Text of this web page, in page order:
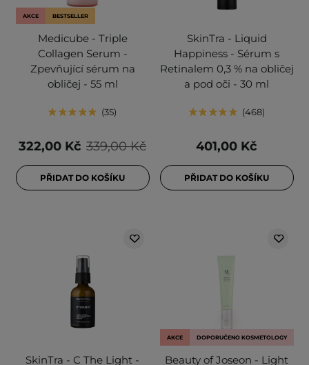
AKCE BESTSELLER
Medicube - Triple
Collagen Serum -
Zpevňující sérum na
obličej - 55 ml
35
339,00 Kč
322,00 Kč
PŘIDAT DO KOŠÍKU
SkinTra - Liquid
Happiness - Sérum s
Retinalem 0,3 % na obličej
a pod oči - 30 ml
468
401,00 Kč
PŘIDAT DO KOŠÍKU
SkinTra - C The Light -
AKCE DOPORUČENO KOSMETOLOGY
Beauty of Joseon - Light